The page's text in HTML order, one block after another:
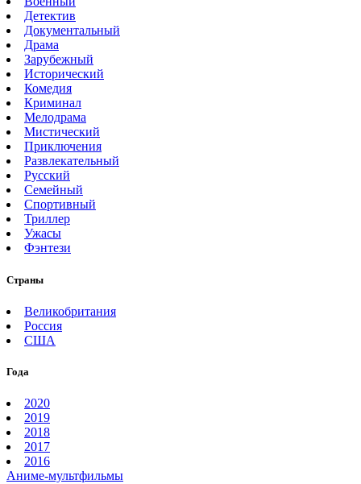
Детектив
Документальный
Драма
Зарубежный
Исторический
Комедия
Криминал
Мелодрама
Мистический
Приключения
Развлекательный
Русский
Семейный
Спортивный
Триллер
Ужасы
Фэнтези
Страны
Великобритания
Россия
США
Года
2020
2019
2018
2017
2016
Аниме-мультфильмы